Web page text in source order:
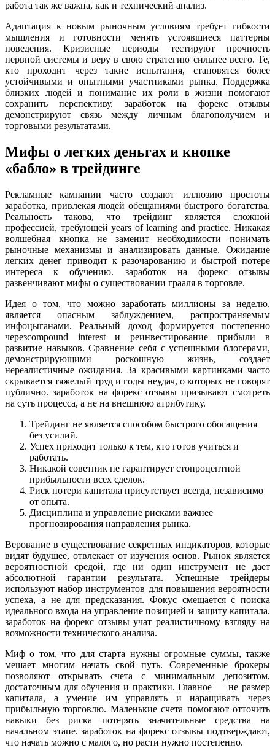
работа так же важна, как и технический анализ.
Адаптация к новым рыночным условиям требует гибкости
мышления и готовности менять устоявшиеся паттерны
поведения. Кризисные периоды тестируют прочность
нервной системы и веру в свою стратегию сильнее всего. Те,
кто проходит через такие испытания, становятся более
устойчивыми и опытными участниками рынка. Поддержка
близких людей и понимание их роли в жизни помогают
сохранить перспективу. заработок на форекс отзывы
демонстрируют связь между личным благополучием и
торговыми результатами.
Мифы о легких деньгах и кнопке
«бабло» в трейдинге
Рекламные кампании часто создают иллюзию простоты
заработка, привлекая людей обещаниями быстрого богатства.
Реальность такова, что трейдинг является сложной
профессией, требующей years of learning and practice. Никакая
волшебная кнопка не заменит необходимости понимать
рыночные механизмы и анализировать данные. Ожидание
легких денег приводит к разочарованию и быстрой потере
интереса к обучению. заработок на форекс отзывы
развенчивают мифы о существовании грааля в торговле.
Идея о том, что можно заработать миллионы за неделю,
является опасным заблуждением, распространяемым
инфоцыганами. Реальный доход формируется постепенно
черезcompound interest и реинвестирование прибыли в
развитие навыков. Сравнение себя с успешными блогерами,
демонстрирующими роскошную жизнь, создает
нереалистичные ожидания. За красивыми картинками часто
скрывается тяжелый труд и годы неудач, о которых не говорят
публично. заработок на форекс отзывы призывают смотреть
на суть процесса, а не на внешнюю атрибутику.
Трейдинг не является способом быстрого обогащения
без усилий.
Успех приходит только к тем, кто готов учиться и
работать.
Никакой советник не гарантирует стопроцентной
прибыльности всех сделок.
Риск потери капитала присутствует всегда, независимо
от опыта.
Дисциплина и управление рисками важнее
прогнозирования направления рынка.
Верование в существование секретных индикаторов, которые
видят будущее, отвлекает от изучения основ. Рынок является
вероятностной средой, где ни один инструмент не дает
абсолютной гарантии результата. Успешные трейдеры
используют набор инструментов для повышения вероятности
успеха, а не для предсказания. Фокус смещается с поиска
идеального входа на управление позицией и защиту капитала.
заработок на форекс отзывы учат реалистичному взгляду на
возможности технического анализа.
Миф о том, что для старта нужны огромные суммы, также
мешает многим начать свой путь. Современные брокеры
позволяют открывать счета с минимальным депозитом,
достаточным для обучения и практики. Главное — не размер
капитала, а умение им управлять и наращивать через
прибыльную торговлю. Маленькие счета помогают отточить
навыки без риска потерять значительные средства на
начальном этапе. заработок на форекс отзывы подтверждают,
что начать можно с малого, но расти нужно постепенно.